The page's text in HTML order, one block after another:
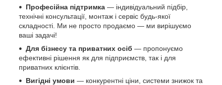
Професійна підтримка — індивідуальний підбір,
технічні консультації, монтаж і сервіс будь-якої
складності. Ми не просто продаємо — ми вирішуємо
ваші задачі!
Для бізнесу та приватних осіб — пропонуємо
ефективні рішення як для підприємств, так і для
приватних клієнтів.
Вигідні умови — конкурентні ціни, системи знижок та